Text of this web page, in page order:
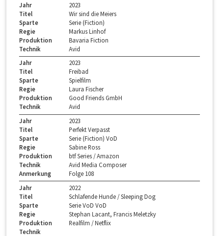
Jahr
2023
Titel
Wir sind die Meiers
Sparte
Serie (Fiction)
Regie
Markus Linhof
Produktion
Bavaria Fiction
Technik
Avid
Jahr
2023
Titel
Freibad
Sparte
Spielfilm
Regie
Laura Fischer
Produktion
Good Friends GmbH
Technik
Avid
Jahr
2023
Titel
Perfekt Verpasst
Sparte
Serie (Fiction) VoD
Regie
Sabine Ross
Produktion
btf Series / Amazon
Technik
Avid Media Composer
Anmerkung
Folge 108
Jahr
2022
Titel
Schlafende Hunde / Sleeping Dog
Sparte
Serie VoD VoD
Regie
Stephan Lacant, Francis Meletzky
Produktion
Realfilm / Netflix
Technik